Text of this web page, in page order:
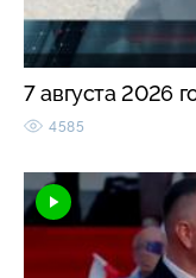
7 августа 2026
4585